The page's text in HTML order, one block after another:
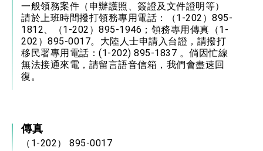
一般領務案件（申辦護照、簽證及文件證明等）
請於上班時間撥打領務專用電話：（1-202）895-
1812、（1-202）895-1946；領務專用傳真（1-
202）895-0017。大陸人士申請入台證，請撥打
移民署專用電話：(1-202) 895-1837 。倘因忙線
無法接通來電，請留言語音信箱，我們會盡速回
復。
傳真
（1-202） 895-0017